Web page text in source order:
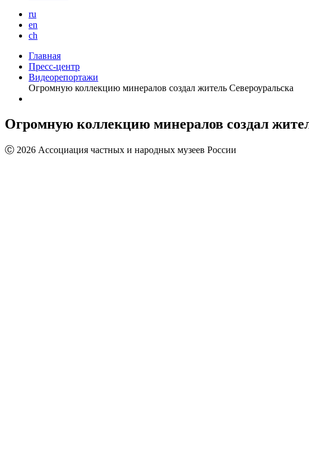
ru
en
ch
Главная
Пресс-центр
Видеорепортажи
Огромную коллекцию минералов создал житель Североуральска
Огромную коллекцию минералов создал
Ⓒ 2026 Ассоциация частных и народных музеев России